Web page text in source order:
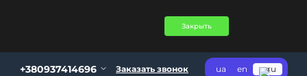
Закрыть
+380937414696 Заказать звонок ua en ru